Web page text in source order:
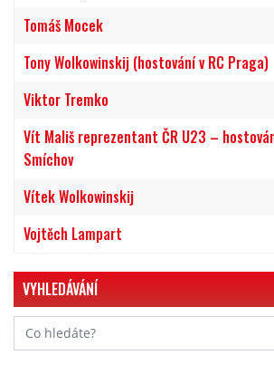
Tomáš Mocek
Tony Wolkowinskij (hostování v RC Praga)
Viktor Tremko
Vít Mališ reprezentant ČR U23 –
Smíchov
Vítek Wolkowinskij
Vojtěch Lampart
VYHLEDÁVÁNÍ